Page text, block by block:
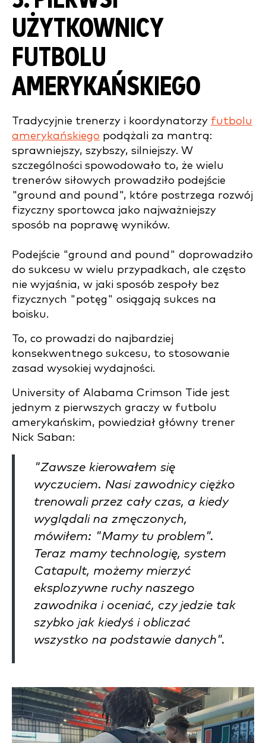
UŻYTKOWNICY
FUTBOLU
AMERYKAŃSKIEGO
Tradycyjnie trenerzy i koordynatorzy futbolu
amerykańskiego podążali za mantrą:
sprawniejszy, szybszy, silniejszy. W
szczególności spowodowało to, że wielu
trenerów siłowych prowadziło podejście
"ground and pound", które postrzega rozwój
fizyczny sportowca jako najważniejszy
sposób na poprawę wyników.
Podejście "ground and pound" doprowadziło
do sukcesu w wielu przypadkach, ale często
nie wyjaśnia, w jaki sposób zespoły bez
fizycznych "potęg" osiągają sukces na
boisku.
To, co prowadzi do najbardziej
konsekwentnego sukcesu, to stosowanie
zasad wysokiej wydajności.
University of Alabama Crimson Tide jest
jednym z pierwszych graczy w futbolu
amerykańskim, powiedział główny trener
Nick Saban:
"Zawsze kierowałem się
wyczuciem. Nasi zawodnicy ciężko
trenowali przez cały czas, a kiedy
wyglądali na zmęczonych,
mówiłem: "Mamy tu problem".
Teraz mamy technologię, system
Catapult, możemy mierzyć
eksplozywne ruchy naszego
zawodnika i oceniać, czy jedzie tak
szybko jak kiedyś i obliczać
wszystko na podstawie danych".